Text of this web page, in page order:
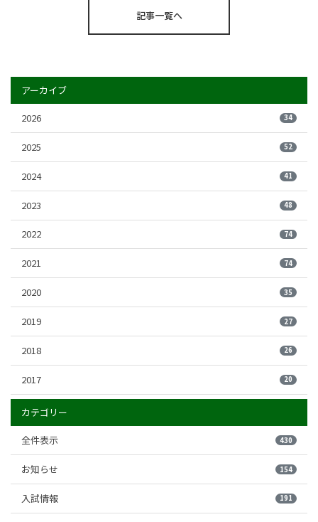
記事一覧へ
アーカイブ
2026 34
2025 52
2024 41
2023 48
2022 74
2021 74
2020 35
2019 27
2018 26
2017 20
カテゴリー
全件表示 430
お知らせ 154
入試情報 191